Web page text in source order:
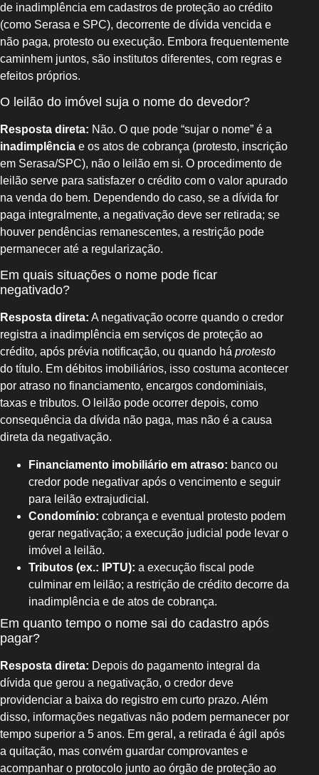
de inadimplência em cadastros de proteção ao crédito
(como Serasa e SPC), decorrente de dívida vencida e
não paga, protesto ou execução. Embora frequentemente
caminhem juntos, são institutos diferentes, com regras e
efeitos próprios.
O leilão do imóvel suja o nome do devedor?
Resposta direta: Não. O que pode “sujar o nome” é a
inadimplência e os atos de cobrança (protesto, inscrição
em Serasa/SPC), não o leilão em si. O procedimento de
leilão serve para satisfazer o crédito com o valor apurado
na venda do bem. Dependendo do caso, se a dívida for
paga integralmente, a negativação deve ser retirada; se
houver pendências remanescentes, a restrição pode
permanecer até a regularização.
Em quais situações o nome pode ficar
negativado?
Resposta direta: A negativação ocorre quando o credor
registra a inadimplência em serviços de proteção ao
crédito, após prévia notificação, ou quando há protesto
do título. Em débitos imobiliários, isso costuma acontecer
por atraso no financiamento, encargos condominiais,
taxas e tributos. O leilão pode ocorrer depois, como
consequência da dívida não paga, mas não é a causa
direta da negativação.
Financiamento imobiliário em atraso: banco ou
credor pode negativar após o vencimento e seguir
para leilão extrajudicial.
Condomínio: cobrança e eventual protesto podem
gerar negativação; a execução judicial pode levar o
imóvel a leilão.
Tributos (ex.: IPTU): a execução fiscal pode
culminar em leilão; a restrição de crédito decorre da
inadimplência e de atos de cobrança.
Em quanto tempo o nome sai do cadastro após
pagar?
Resposta direta: Depois do pagamento integral da
dívida que gerou a negativação, o credor deve
providenciar a baixa do registro em curto prazo. Além
disso, informações negativas não podem permanecer por
tempo superior a 5 anos. Em geral, a retirada é ágil após
a quitação, mas convém guardar comprovantes e
acompanhar o protocolo junto ao órgão de proteção ao